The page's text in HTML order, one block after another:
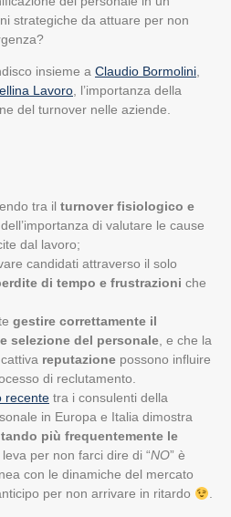
strategiche da attuare per non
insieme a Claudio Bormolini
Lavoro , l’importanza della
del turnover nelle aziende.
tra il turnover fisiologico e
di valutare le cause
dal lavoro;
candidati attraverso il solo
di tempo e frustrazioni che
gestire correttamente il
selezione del personale, e che la
reputazione possono influire
di reclutamento.
recente tra i consulenti della
in Europa e Italia dimostra
più frequentemente le
per non farci dire di “NO” è
con le dinamiche del mercato
per non arrivare in ritardo
.